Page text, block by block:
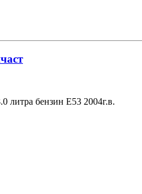
литра бензин Е53 2004г.в.